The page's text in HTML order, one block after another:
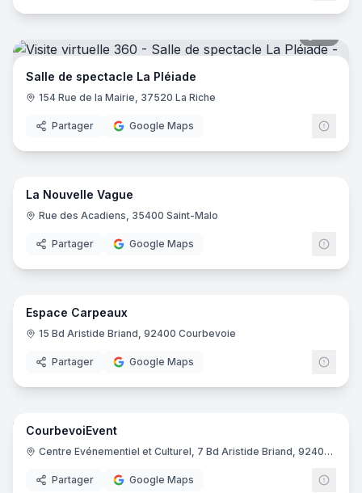
Auditorium-Orchestre national de Lyon- Lyon
Salle de spectacle La Pléiade
154 Rue de la Mairie, 37520 La Riche
Partager Google Maps
22
La Nouvelle Vague
Rue des Acadiens, 35400 Saint-Malo
Partager Google Maps
13
Espace Carpeaux
15 Bd Aristide Briand, 92400 Courbevoie
Partager Google Maps
30
CourbevoiEvent
Centre Evénementiel et Culturel, 7 Bd Aristide Briand, 92400 Courbevoie
Partager Google Maps